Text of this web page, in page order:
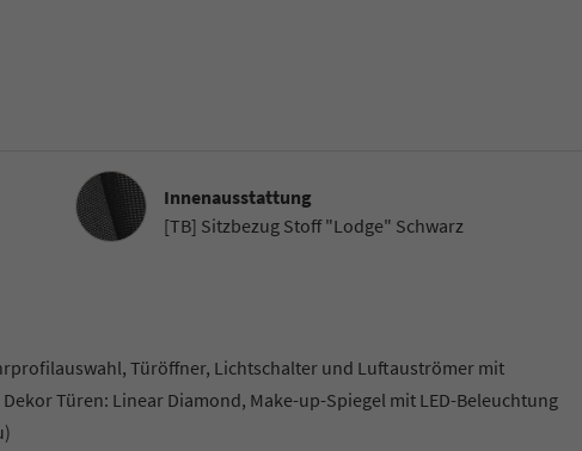
InnenausstattungInnenausstattung
[TB] Sitzbezug Stoff "Lodge" Schwarz
Türöffner, Lichtschalter und Luftauströmer mit
Türen: Linear Diamond, Make-up-Spiegel mit LED-Beleuchtung